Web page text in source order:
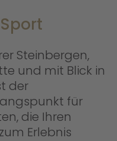
Steinbergen,
und mit Blick in
der
für
die Ihren
Erlebnis